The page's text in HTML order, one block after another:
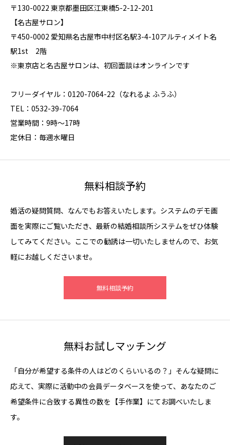
〒130-0022 東京都墨田区江東橋5-2-12-201
【名古屋サロン】
〒450-0002 愛知県名古屋市中村区名駅3-4-10アルティメイト名
駅1st 2階
※東京店と名古屋サロンは、初回面談はオンラインです
フリーダイヤル：0120-7064-22（なれるよ ふうふ）
TEL：0532-39-7064
営業時間：9時～17時
定休日：毎週水曜日
無料相談予約
婚活の疑問質問、なんでもお答えいたします。システムのデモ画
面を実際にご覧いただき、最新の結婚相談所システムをぜひ体験
してみてください。ここでの勧誘は一切いたしませんので、お気
軽にお越しくださいませ。
無料相談予約
無料お試しマッチング
「自分が希望する条件の人はどのくらいいるの？」そんな疑問に
応えて、実際に活動中の会員データベースを使って、あなたのご
希望条件に合致する異性の数を【手作業】にてお調べいたしま
す。